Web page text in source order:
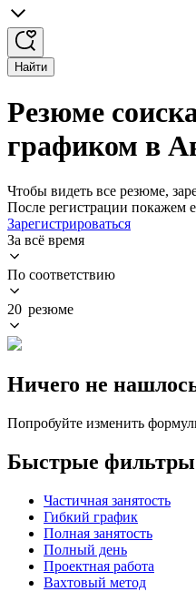
Найти
Резюме
графиком в
Чтобы видеть все резюме,
После регистрации покажем
Зарегистрироваться
За всё время
По соответствию
20 резюме
Ничего не
Попробуйте изменить
Быстрые фильтры
Частичная занятость
Гибкий график
Полная занятость
Полный день
Проектная работа
Вахтовый метод